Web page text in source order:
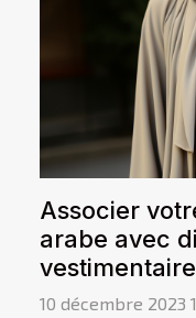
Associer
arabe avec
10 décembre 2023